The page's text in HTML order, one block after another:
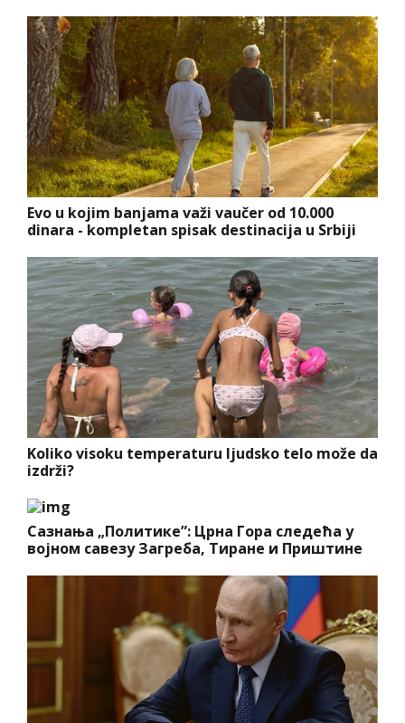
Evo u kojim banjama važi vaučer od 10.000
dinara - kompletan spisak destinacija u Srbiji
Koliko visoku temperaturu ljudsko telo može da
izdrži?
Сазнања „Политике”: Црна Гора следећа у
војном савезу Загреба, Тиране и Приштине